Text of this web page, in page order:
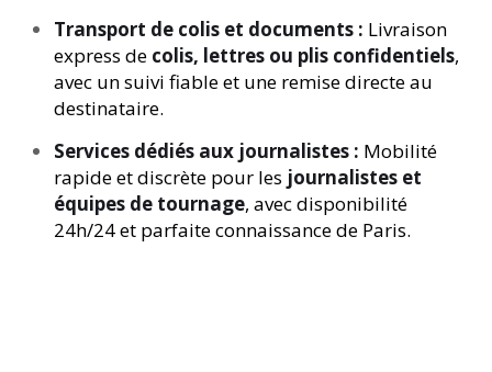
Transport de colis et documents : Livraison
express de colis, lettres ou plis confidentiels,
avec un suivi fiable et une remise directe au
destinataire.
Services dédiés aux journalistes : Mobilité
rapide et discrète pour les journalistes et
équipes de tournage, avec disponibilité
24h/24 et parfaite connaissance de Paris.